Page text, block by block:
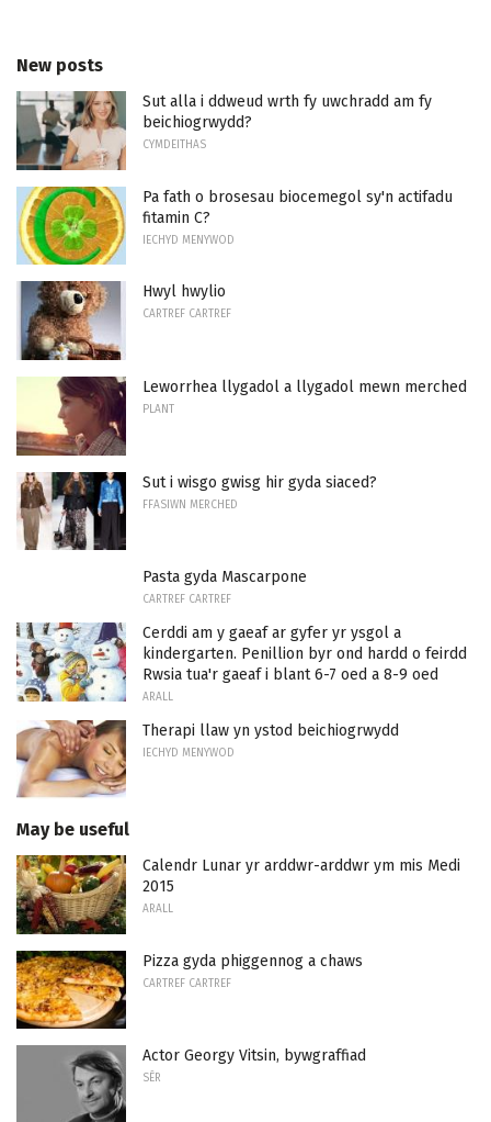
New posts
Sut alla i ddweud wrth fy uwchradd am fy
beichiogrwydd?
CYMDEITHAS
Pa fath o brosesau biocemegol sy'n actifadu
fitamin C?
IECHYD MENYWOD
Hwyl hwylio
CARTREF CARTREF
Leworrhea llygadol a llygadol mewn merched
PLANT
Sut i wisgo gwisg hir gyda siaced?
FFASIWN MERCHED
Pasta gyda Mascarpone
CARTREF CARTREF
Cerddi am y gaeaf ar gyfer yr ysgol a
kindergarten. Penillion byr ond hardd o feirdd
Rwsia tua'r gaeaf i blant 6-7 oed a 8-9 oed
ARALL
Therapi llaw yn ystod beichiogrwydd
IECHYD MENYWOD
May be useful
Calendr Lunar yr arddwr-arddwr ym mis Medi
2015
ARALL
Pizza gyda phiggennog a chaws
CARTREF CARTREF
Actor Georgy Vitsin, bywgraffiad
SÊR